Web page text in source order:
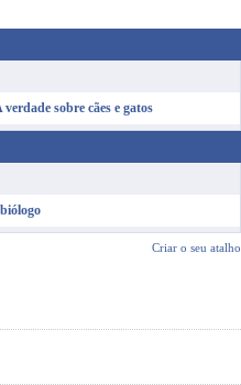
verdade sobre cães e gatos
Criar o seu atalho